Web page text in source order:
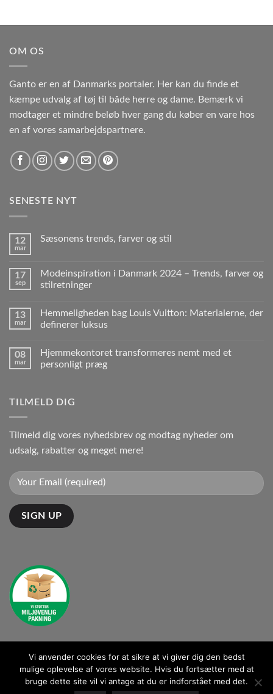
OM OS
Ganto er en af Danmarks portaler. Her kan du finde et
kæmpe udvalg af tøj til både herre og dame. Bemærk vi
modtager et mindre beløb hver gang du køber en vare hos
en af vores samarbejdspartnere.
SENESTE NYT
12
mar
Sæsonens trends, farver og stil
17
sep
Modeinspiration i Danmark 2024 – Trends, farver og
stilretninger
13
mar
Hemmeligheden bag Louis Vuitton: Materialerne, der
definerer luksus
08
mar
Hjemmekontoret transformeres nemt med et
personligt præg
TILMELD DIG
Tilmeld dig vores nyhedsbrev og modtag nyheder om
udsalg, rabatter og meget mere!
Kontakt: kontakt@ganto.dk
Vi anvender cookies for at sikre at vi giver dig den bedst
mulige oplevelse af vores website. Hvis du fortsætter med at
bruge dette site vil vi antage at du er indforstået med det.